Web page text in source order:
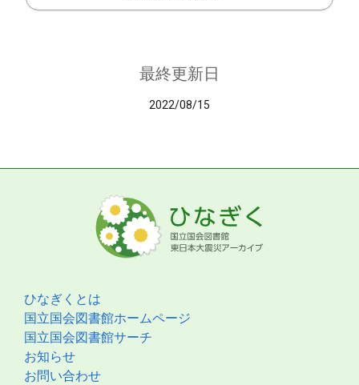
最終更新日
2022/08/15
ひなぎくとは
国立国会図書館ホームページ
国立国会図書館サーチ
お知らせ
お問い合わせ